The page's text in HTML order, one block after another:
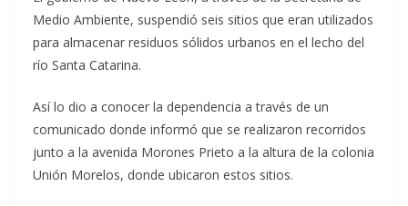
Medio Ambiente, suspendió seis sitios que eran utilizados
para almacenar residuos sólidos urbanos en el lecho del
río Santa Catarina.
Así lo dio a conocer la dependencia a través de un
comunicado donde informó que se realizaron recorridos
junto a la avenida Morones Prieto a la altura de la colonia
Unión Morelos, donde ubicaron estos sitios.